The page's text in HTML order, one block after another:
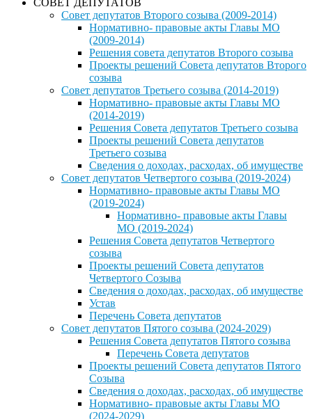
СОВЕТ ДЕПУТАТОВ
Совет депутатов Второго созыва (2009-2014)
Нормативно- правовые акты Главы МО
(2009-2014)
Решения совета депутатов Второго созыва
Проекты решений Совета депутатов Второго
созыва
Совет депутатов Третьего созыва (2014-2019)
Нормативно- правовые акты Главы МО
(2014-2019)
Решения Совета депутатов Третьего созыва
Проекты решений Совета депутатов
Третьего созыва
Сведения о доходах, расходах, об имуществе
Совет депутатов Четвертого созыва (2019-2024)
Нормативно- правовые акты Главы МО
(2019-2024)
Нормативно- правовые акты Главы
МО (2019-2024)
Решения Совета депутатов Четвертого
созыва
Проекты решений Совета депутатов
Четвертого Созыва
Сведения о доходах, расходах, об имуществе
Устав
Перечень Совета депутатов
Совет депутатов Пятого созыва (2024-2029)
Решения Совета депутатов Пятого созыва
Перечень Совета депутатов
Проекты решений Совета депутатов Пятого
Созыва
Сведения о доходах, расходах, об имуществе
Нормативно- правовые акты Главы МО
(2024-2029)